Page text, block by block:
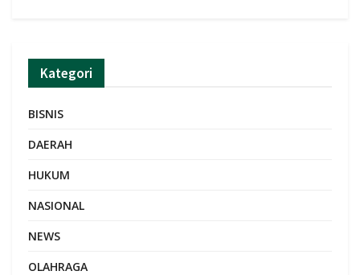
Kategori
BISNIS
DAERAH
HUKUM
NASIONAL
NEWS
OLAHRAGA